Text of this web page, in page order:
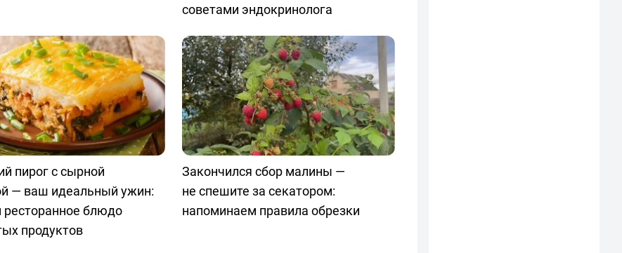
советами эндокринолога
пирог с сырной
— ваш идеальный ужин:
ресторанное блюдо
продуктов
Закончился сбор малины —
не спешите за секатором:
напоминаем правила обрезки